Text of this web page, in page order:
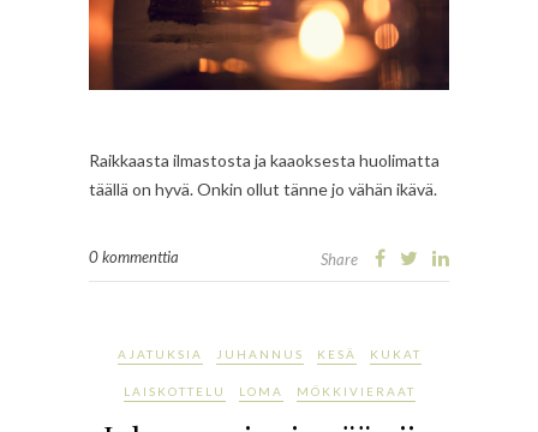
Raikkaasta ilmastosta ja kaaoksesta huolimatta
täällä on hyvä. Onkin ollut tänne jo vähän ikävä.
0 kommenttia Share
AJATUKSIA JUHANNUS KESÄ KUKAT
LAISKOTTELU LOMA MÖKKIVIERAAT